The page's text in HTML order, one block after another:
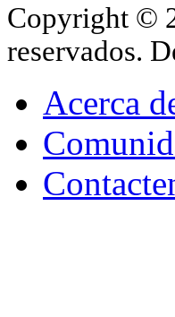
Copyright ©
reservados.
Acerca